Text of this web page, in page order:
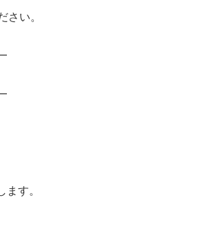
さい。
す。